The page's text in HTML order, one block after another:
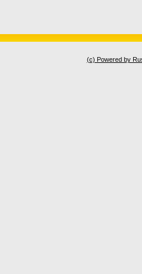
(c) Powered by